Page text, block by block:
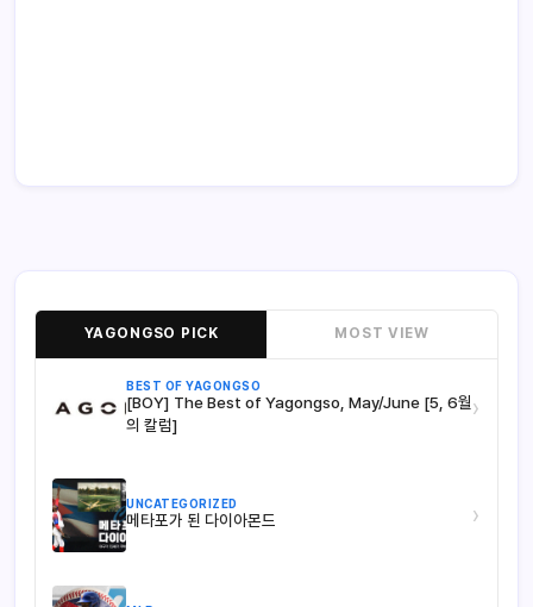
YAGONGSO PICK MOST VIEW
BEST OF YAGONGSO
[BOY] The Best of Yagongso, May/June [5, 6월
의 칼럼]
›
UNCATEGORIZED
메타포가 된 다이아몬드 ›